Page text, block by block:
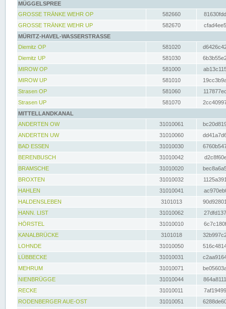
MÜGGELSPREE
GROSSE TRÄNKE WEHR OP
582660
GROSSE TRÄNKE WEHR UP
582670
MÜRITZ-HAVEL-WASSERSTRASSE
Diemitz OP
581020
Diemitz UP
581030
MIROW OP
581000
MIROW UP
581010
Strasen OP
581060
Strasen UP
581070
MITTELLANDKANAL
ANDERTEN OW
31010061
ANDERTEN UW
31010060
BAD ESSEN
31010030
BERENBUSCH
31010042
BRAMSCHE
31010020
BROXTEN
31010032
HAHLEN
31010041
HALDENSLEBEN
3101013
HANN. LIST
31010062
HÖRSTEL
31010010
KANALBRÜCKE
3101018
LOHNDE
31010050
LÜBBECKE
31010031
MEHRUM
31010071
NIENBRÜGGE
31010044
RECKE
31010011
RODENBERGER AUE-OST
31010051